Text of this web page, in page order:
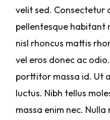
velit sed. Consectetur
pellentesque habitant
nisl rhoncus mattis
vel eros donec ac
porttitor massa id. Ut
luctus. Nibh tellus
massa enim nec.